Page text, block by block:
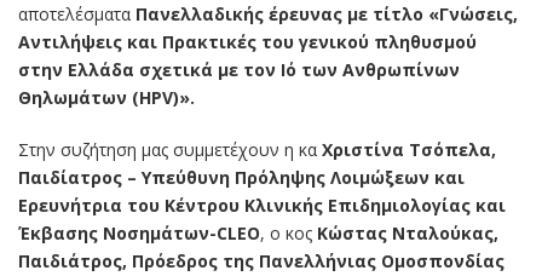
αποτελέσματα Πανελλαδικής έρευνας με τίτλο «Γνώσεις,
Αντιλήψεις και Πρακτικές του γενικού πληθυσμού
στην Ελλάδα σχετικά με τον Ιό των Ανθρωπίνων
Θηλωμάτων (HPV)».
Στην συζήτηση μας συμμετέχουν η κα Χριστίνα Τσόπελα,
Παιδίατρος – Υπεύθυνη Πρόληψης Λοιμώξεων και
Ερευνήτρια του Κέντρου Κλινικής Επιδημιολογίας και
Έκβασης Νοσημάτων-CLEO, ο κος Κώστας Νταλούκας,
Παιδιάτρος, Πρόεδρος της Πανελλήνιας Ομοσπονδίας